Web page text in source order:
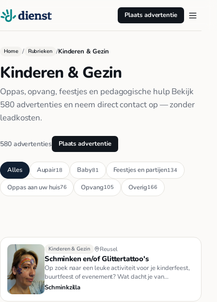
Plaats advertentie
Home / Rubrieken /Kinderen & Gezin
Kinderen & Gezin
Oppas, opvang, feestjes en pedagogische hulp Bekijk
580 advertenties en neem direct contact op — zonder
leadkosten.
580 advertenties Plaats advertentie
Alles Aupair18 Baby81 Feestjes en partijen134
Oppas aan uw huis76 Opvang105 Overig166
Kinderen & Gezin Reusel
Schminken en/of Glittertattoo's
Op zoek naar een leuke activiteit voor je kinderfeest,
buurtfeest of evenement? Wat dacht je van
schminken?Schminkzilla …
Schminkzilla